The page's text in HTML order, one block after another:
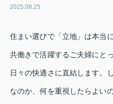
2025.08.25
住まい選びで「立地」は本当
共働きで活躍するご夫婦にと
日々の快適さに直結します。
なのか、何を重視したらよい